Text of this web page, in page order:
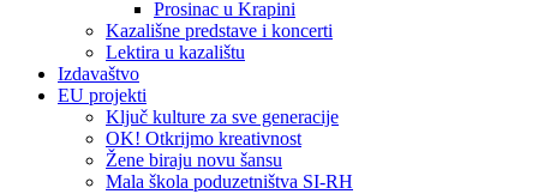
Prosinac u Krapini
Kazališne predstave i koncerti
Lektira u kazalištu
Izdavaštvo
EU projekti
Ključ kulture za sve generacije
OK! Otkrijmo kreativnost
Žene biraju novu šansu
Mala škola poduzetništva SI-RH